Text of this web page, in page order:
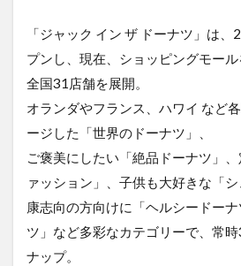
「ジャック イン ザ ドーナツ」は
プンし、現在、ショッピングモー
全国31店舗を展開。
オランダやフランス、ハワイ など
ージした「世界のドーナツ」、
ご褒美にしたい「絶品ドーナツ」
ァッション」、子供も大好きな「
康志向の方向けに「ヘルシードー
ツ」など多彩なカテゴリーで、常
ナップ。